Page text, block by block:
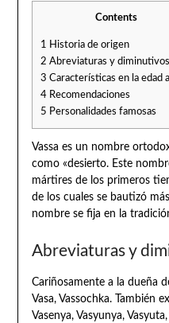
Contents
1 Historia de origen
2 Abreviaturas y diminutivos
3 Características en la edad
4Recomendaciones
5 Personalidades famosas
Vassa es un nombre
como «desierto. Este
mártires de los primeros
de los cuales se bautizó
nombre se fija en la
Abreviaturas y
Cariñosamente a la dueña
Vasa, Vassochka. También
Vasenya, Vasyunya,